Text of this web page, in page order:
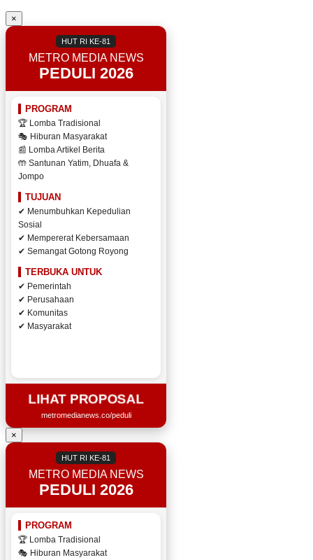
×
HUT RI KE-81
METRO MEDIA NEWS
PEDULI 2026
PROGRAM
🏆 Lomba Tradisional
🎭 Hiburan Masyarakat
📰 Lomba Artikel Berita
🤲 Santunan Yatim, Dhuafa &
Jompo
TUJUAN
✔ Menumbuhkan Kepedulian
Sosial
✔ Mempererat Kebersamaan
✔ Semangat Gotong Royong
TERBUKA UNTUK
✔ Pemerintah
✔ Perusahaan
✔ Komunitas
✔ Masyarakat
LIHAT PROPOSAL
metromedianews.co/peduli
×
HUT RI KE-81
METRO MEDIA NEWS
PEDULI 2026
PROGRAM
🏆 Lomba Tradisional
🎭 Hiburan Masyarakat